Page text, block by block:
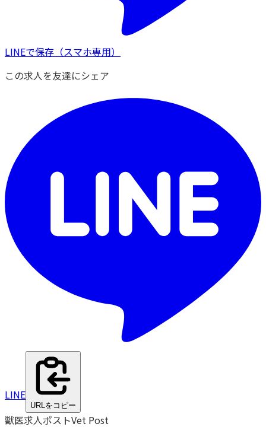
LINEで保存 （スマホ専用）
この求人を友達にシェア
LINE
URLをコピー
獣医求人ポストVet Post